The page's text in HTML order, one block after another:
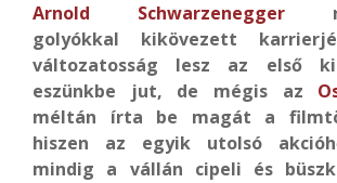
Arnold Schwarzenegger
golyókkal kikövezett
változatosság lesz az első
eszünkbe jut, de mégis az
méltán írta be magát a
hiszen az egyik utolsó
mindig a vállán cipeli és